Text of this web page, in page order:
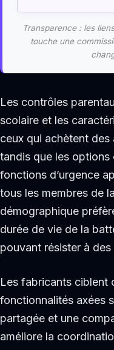
Transparence : les
touche une
Les contrôles
scolaire et les
ceux qui achètent
tandis que les
fonctions d’urgence
tous les membres de
démographique
durée de vie de la
pouvant résister à
Les fabricants ciblent
fonctionnalités axées
partagée et une
améliore la